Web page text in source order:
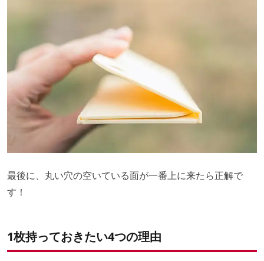
最後に、丸い穴の空いている面が一番上に来たら正解で
す！
1枚持っておきたい4つの理由